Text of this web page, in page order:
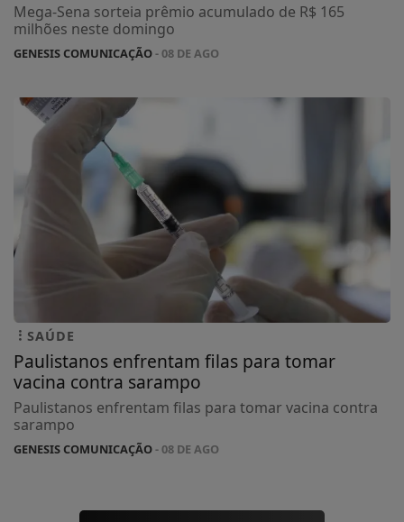
Mega-Sena sorteia prêmio acumulado de R$ 165
milhões neste domingo
GENESIS COMUNICAÇÃO- 08 DE AGO
SAÚDE
Paulistanos enfrentam filas para tomar
vacina contra sarampo
Paulistanos enfrentam filas para tomar vacina contra
sarampo
GENESIS COMUNICAÇÃO- 08 DE AGO